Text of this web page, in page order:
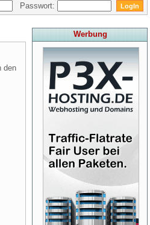
Passwort:
den
Werbung